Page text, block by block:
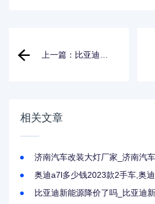
上一篇：比亚迪最
相关文章
济南汽车改装大灯厂家_济南汽
奥迪a7l多少钱2023款2手车,奥
比亚迪新能源降价了吗_比亚迪